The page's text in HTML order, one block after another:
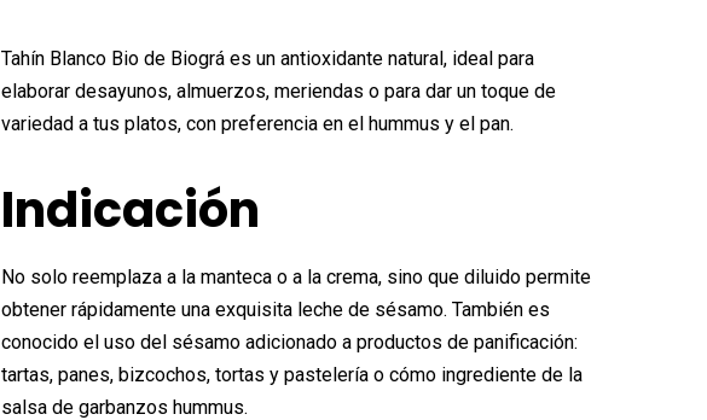
original
era:
5,91€.
actual
es:
5,61€.
Tahín Blanco Bio de Biográ es un antioxidante natural, ideal para
elaborar desayunos, almuerzos, meriendas o para dar un toque de
variedad a tus platos, con preferencia en el hummus y el pan.
Indicación
No solo reemplaza a la manteca o a la crema, sino que diluido permite
obtener rápidamente una exquisita leche de sésamo. También es
conocido el uso del sésamo adicionado a productos de panificación:
tartas, panes, bizcochos, tortas y pastelería o cómo ingrediente de la
salsa de garbanzos hummus.